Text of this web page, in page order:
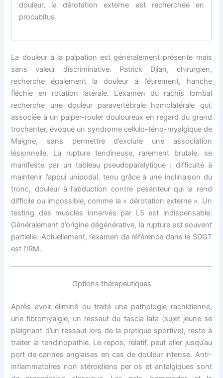
douleur, la dérotation externe est recherchée en
procubitus.
La douleur à la palpation est généralement présente mais
sans valeur discriminative. Patrick Djian, chirurgien,
recherche également la douleur à l’étirement, hanche
fléchie en rotation latérale. L’examen du rachis lombal
recherche une douleur paravertébrale homolatérale qui,
associée à un palper-rouler douloureux en regard du grand
trochanter, évoque un syndrome cellulo-téno-myalgique de
Maigne, sans permettre d’exclure une association
lésionnelle. La rupture tendineuse, rarement brutale, se
manifeste par un tableau pseudoparalytique : difficulté à
maintenir l’appui unipodal, tenu grâce à une inclinaison du
tronc, douleur à l’abduction contre pesanteur qui la rend
difficile ou impossible, comme la « dérotation externe ». Un
testing des muscles innervés par L5 est indispensable.
Généralement d’origine dégénérative, la rupture est souvent
partielle. Actuellement, l’examen de référence dans le SDGT
est l’IRM.
Options thérapeutiques
Après avoir éliminé ou traité une pathologie rachidienne,
une fibromyalgie, un ressaut du fascia lata (sujet jeune se
plaignant d’un ressaut lors de la pratique sportive), reste à
traiter la tendinopathie. Le repos, relatif, peut aller jusqu’au
port de cannes anglaises en cas de douleur intense. Anti-
inflammatoires non stéroïdiens per os et antalgiques sont